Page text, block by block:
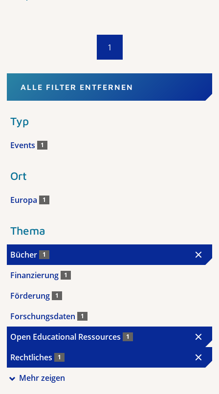
1
ALLE FILTER ENTFERNEN
Typ
Events 1
Ort
Europa 1
Thema
Bücher 1
Finanzierung 1
Förderung 1
Forschungsdaten 1
Open Educational Ressources 1
Rechtliches 1
Mehr zeigen